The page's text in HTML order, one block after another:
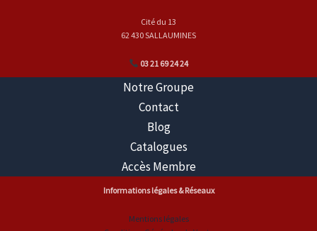
Cité du 13
62 430 SALLAUMINES
03 21 69 24 24
Notre Groupe
Contact
Blog
Catalogues
Accès Membre
Informations légales & Réseaux
Mentions légales